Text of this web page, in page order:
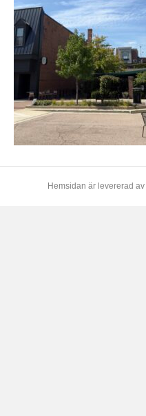
Hemsidan är levererad av